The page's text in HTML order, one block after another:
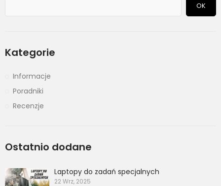
OK
Kategorie
Informacje
Poradniki
Recenzje
Ostatnio dodane
Laptopy do zadań specjalnych
22 Wrz, 2025